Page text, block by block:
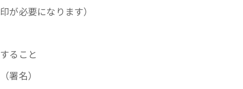
必要になります）
ること
署名）